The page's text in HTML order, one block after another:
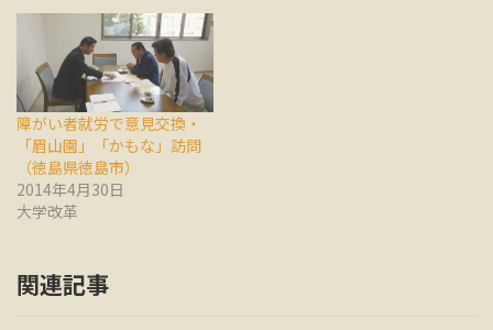
障がい者就労で意見交換・
「眉山園」「かもな」訪問
（徳島県徳島市）
2014年4月30日
大学改革
関連記事